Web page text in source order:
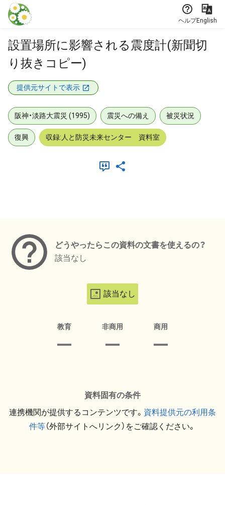
本文に飛ぶ
ヘルプEnglish
設置場所に影響される震度計(新聞切
り抜きコピー)
提供元サイトで表示
阪神・淡路大震災 (1995) 震災への備え 被災状況
復興 収録:人と防災未来センター 資料室
どうやったらこの資料の文書を使えるの？
該当なし
該当なし
教育 非商用 商用
資料固有の条件
連携機関が提供するコンテンツです。 資料提供元の利用条
件等（外部サイトへリンク）をご確認ください。